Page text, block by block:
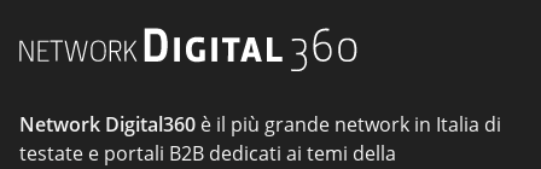
Network Digital360 è il più grande network in Italia di
testate e portali B2B dedicati ai temi della